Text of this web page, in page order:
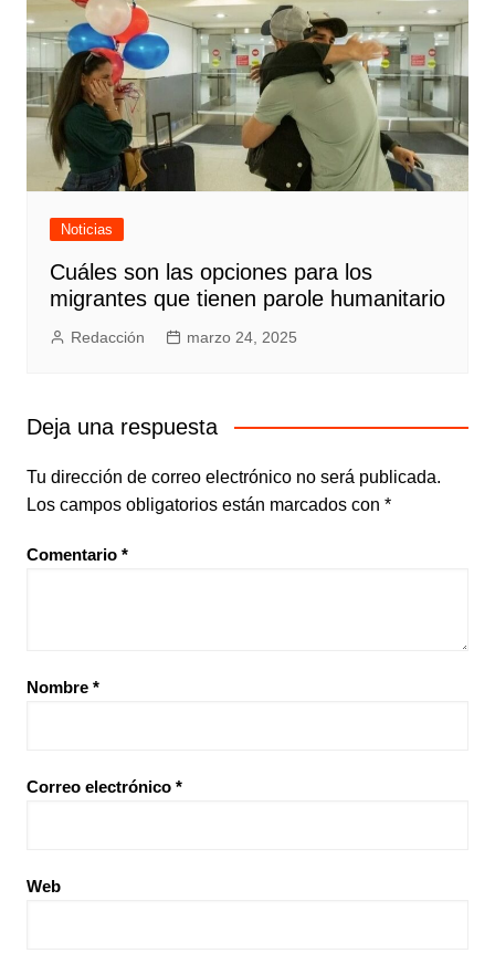
Noticias
Cuáles son las opciones para los
migrantes que tienen parole humanitario
Redacción marzo 24, 2025
Deja una respuesta
Tu dirección de correo electrónico no será publicada.
Los campos obligatorios están marcados con *
Comentario *
Nombre *
Correo electrónico *
Web